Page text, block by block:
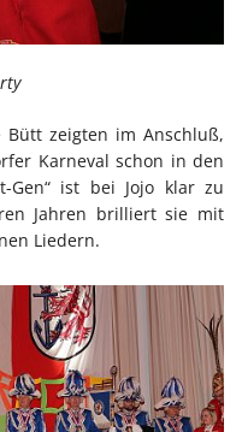
Bütt zeigten im Anschluß,
Karneval schon in den
Gen“ ist bei Jojo klar zu
Jahren brilliert sie mit
Liedern.